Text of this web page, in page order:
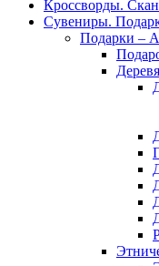
Кроссворды.
Сувениры.
Подарки –